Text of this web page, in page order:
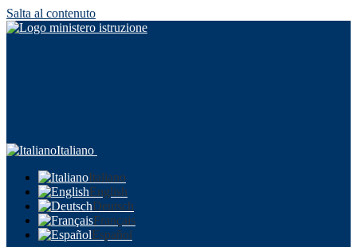
Salta al contenuto
Italiano
Italiano
English
Deutsch
Français
Español